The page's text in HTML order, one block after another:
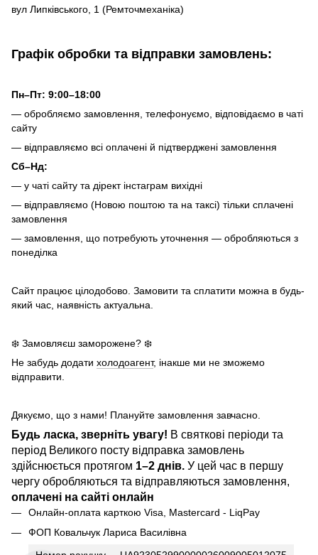
вул Липківського, 1 (Ремточмеханіка)
Графік обробки та відправки замовлень:
Пн–Пт: 9:00–18:00
— обробляємо замовлення, телефонуємо, відповідаємо в чаті
сайту
— відправляємо всі оплачені й підтверджені замовлення
Сб–Нд:
— у чаті сайту та дірект інстаграм вихідні
— відправляємо (Новою поштою та на таксі) тільки сплачені
замовлення
— замовлення, що потребують уточнення — обробляються з
понеділка
Сайт працює цілодобово. Замовити та сплатити можна в будь-
який час, наявність актуальна.
❄️ Замовляєш заморожене? ❄️
Не забудь додати холодоагент, інакше ми не зможемо
відправити.
Дякуємо, що з нами! Плануйте замовлення завчасно.
Будь ласка, зверніть увагу! В святкові періоди та
період Великого посту відправка замовлень
здійснюється протягом 1–2 днів. У цей час в першу
чергу обробляються та відправляються замовлення,
оплачені на сайті онлайн
Онлайн-оплата карткою Visa, Mastercard - LiqPay
ФОП Ковальчук Лариса Василівна